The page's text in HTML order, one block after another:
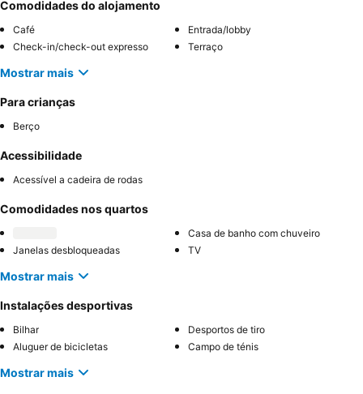
Comodidades do alojamento
Café
Entrada/lobby
Check-in/check-out expresso
Terraço
Mostrar mais
Para crianças
Berço
Acessibilidade
Acessível a cadeira de rodas
Comodidades nos quartos
Casa de banho com chuveiro
Janelas desbloqueadas
TV
Mostrar mais
Instalações desportivas
Bilhar
Desportos de tiro
Aluguer de bicicletas
Campo de ténis
Mostrar mais